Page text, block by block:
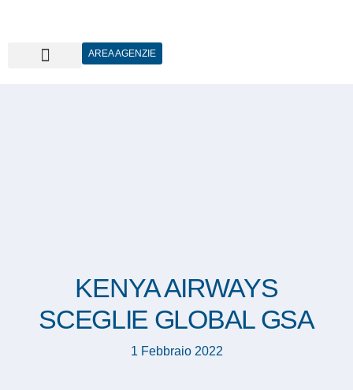
AREA AGENZIE
KENYA AIRWAYS
SCEGLIE GLOBAL GSA
1 Febbraio 2022